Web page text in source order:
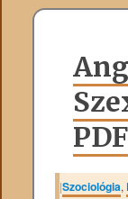
PDF
|Szociológia,